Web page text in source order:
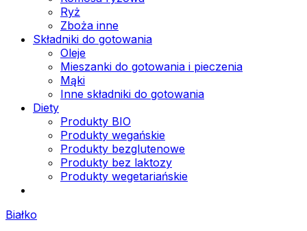
Ryż
Zboża inne
Składniki do gotowania
Oleje
Mieszanki do gotowania i pieczenia
Mąki
Inne składniki do gotowania
Diety
Produkty BIO
Produkty wegańskie
Produkty bezglutenowe
Produkty bez laktozy
Produkty wegetariańskie
Białko